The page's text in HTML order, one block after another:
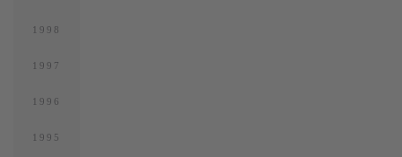
1998
1997
1996
1995